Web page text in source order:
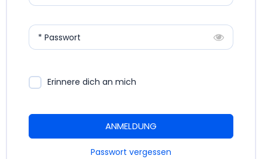
* Passwort
Erinnere dich an mich
ANMELDUNG
Passwort vergessen